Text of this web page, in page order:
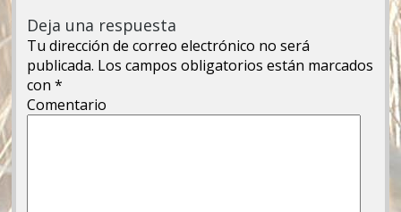
Deja una respuesta
Tu dirección de correo electrónico no será
publicada. Los campos obligatorios están marcados
con*
Comentario